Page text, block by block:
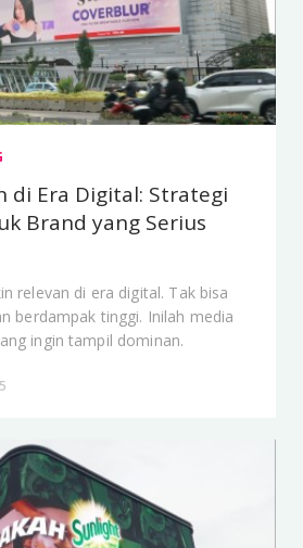
di Era Digital: Strategi
Brand yang Serius
relevan di era digital. Tak bisa
berdampak tinggi. Inilah media
ingin tampil dominan.